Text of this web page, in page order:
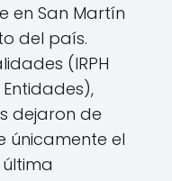
en San Martín
del país.
(IRPH
Entidades),
dejaron de
únicamente el
última